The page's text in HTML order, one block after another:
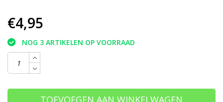
€4,95
NOG 3 ARTIKELEN OP VOORRAAD